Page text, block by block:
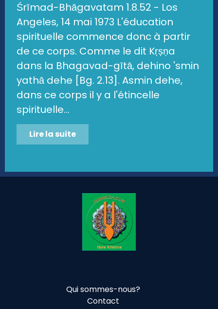
Śrīmad-Bhāgavatam 1.8.52 - Los
Angeles, 14 mai 1973 L'éducation
spirituelle commence donc à partir
de ce corps. Comme le dit Kṛṣṇa
dans la Bhagavad-gītā, dehino 'smin
yathā dehe [Bg. 2.13]. Asmin dehe,
dans ce corps il y a l'étincelle
spirituelle...
Lire la suite
Qui sommes-nous?
Contact